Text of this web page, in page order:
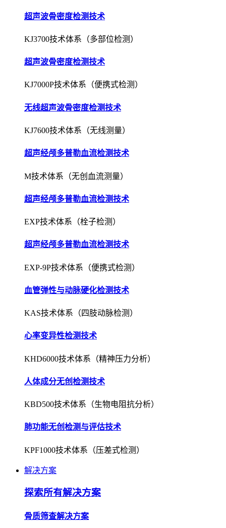
超声波骨密度检测技术
KJ3700技术体系（多部位检测）
超声波骨密度检测技术
KJ7000P技术体系（便携式检测）
无线超声波骨密度检测技术
KJ7600技术体系（无线测量）
超声经颅多普勒血流检测技术
M技术体系（无创血流测量）
超声经颅多普勒血流检测技术
EXP技术体系（栓子检测）
超声经颅多普勒血流检测技术
EXP-9P技术体系（便携式检测）
血管弹性与动脉硬化检测技术
KAS技术体系（四肢动脉检测）
心率变异性检测技术
KHD6000技术体系（精神压力分析）
人体成分无创检测技术
KBD500技术体系（生物电阻抗分析）
肺功能无创检测与评估技术
KPF1000技术体系（压差式检测）
解决方案
探索所有解决方案
骨质筛查解决方案